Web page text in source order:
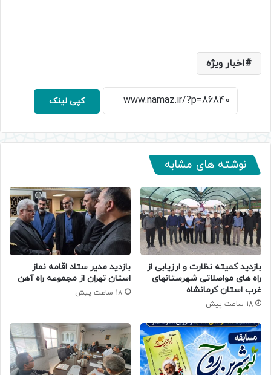
اخبار ویژه
کپی لینک
نوشته های مشابه
بازدید کمیته نظارت و ارزیابی از
راه های مواصلاتی شهرستانهای
غرب استان کرمانشاه
18 ساعت پیش
بازدید مدیر ستاد اقامه نماز
استان تهران از مجموعه راه آهن
18 ساعت پیش